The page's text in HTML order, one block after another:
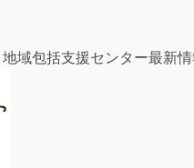
地域包括支援センター最新情